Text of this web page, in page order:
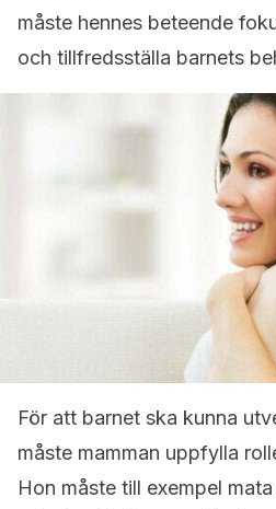
måste hennes beteende
och tillfredsställa barnets
För att barnet ska kunna
måste mamman uppfylla
Hon måste till exempel